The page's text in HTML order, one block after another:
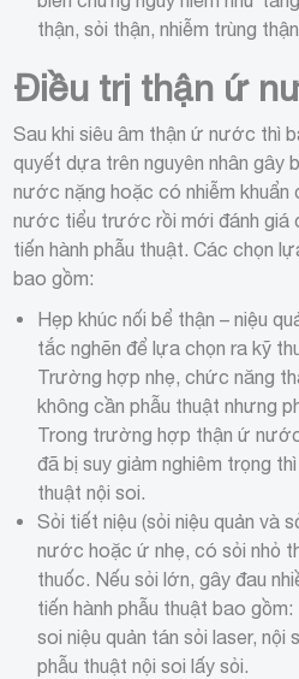
thận, sỏi thận, nhiễm trùng
Điều trị thận ứ
Sau khi siêu âm thận ứ nước thì
quyết dựa trên nguyên nhân gây
nước nặng hoặc có nhiễm
nước tiểu trước rồi mới đánh giá
tiến hành phẫu thuật. Các chọn
bao gồm:
Hẹp khúc nối bể thận – niệu
tắc nghẽn để lựa chọn ra kỹ
Trường hợp nhẹ, chức năng
không cần phẫu thuật nhưng
Trong trường hợp thận ứ
đã bị suy giảm nghiêm trọng
thuật nội soi.
Sỏi tiết niệu (sỏi niệu quản và
nước hoặc ứ nhẹ, có sỏi nhỏ
thuốc. Nếu sỏi lớn, gây đau
tiến hành phẫu thuật bao
soi niệu quản tán sỏi laser, nội
phẫu thuật nội soi lấy sỏi.